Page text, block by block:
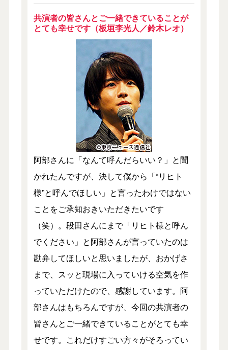
共演者の皆さんとご一緒できていることが
とても幸せです（板垣李光人／鈴木レオ）
阿部さんに「なんて呼んだらいい？」と聞
かれたんですが、決して僕から「“リヒト
様”と呼んでほしい」と言ったわけではない
ことをご承知おきいただきたいです
（笑）。段田さんにまで「リヒト様と呼ん
でください」と阿部さんが言っていたのは
勘弁してほしいと思いましたが、おかげさ
まで、スッと現場に入っていける空気を作
っていただけたので、感謝しています。阿
部さんはもちろんですが、今回の共演者の
皆さんとご一緒できていることがとても幸
せです。これだけすごい方々がそろってい